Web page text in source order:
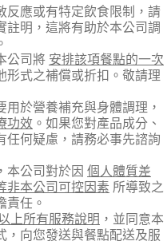
反應或有特定飲食限制，請
明，這將有助於本公司調
公司將 安排該項餐點的一次
形式之補償或折扣。敬請理
於營養補充與身體調理，
功效 。如果您對產品成分、
任何疑慮，請務必事先諮詢
本公司對於因 個人體質差
非本公司可控因素 所導致之
責任。
上所有服務說明 ，並同意本
，向您發送與餐點配送及服